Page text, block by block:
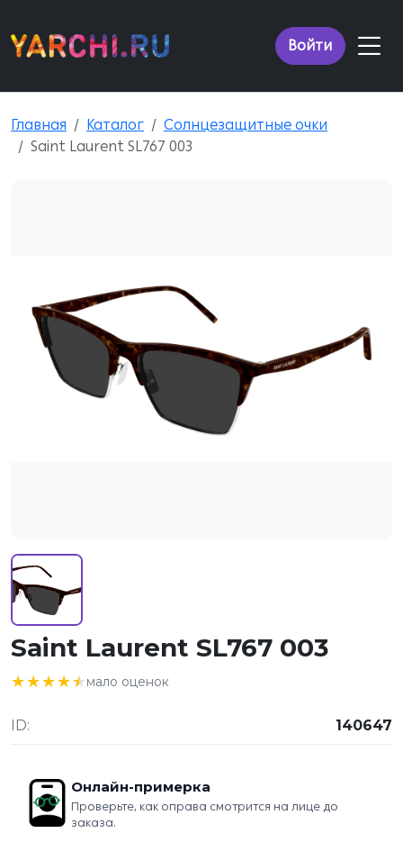
Войти
Главная Каталог
Солнцезащитные очки
Saint Laurent SL767 003
Saint Laurent SL767 003
★★★★★
★★★★★мало оценок
ID: 140647
Онлайн-примерка
Проверьте, как оправа смотрится на лице до
заказа.